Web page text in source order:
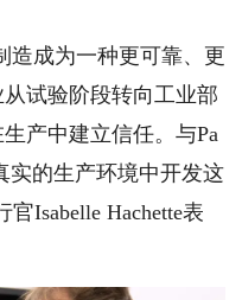
成为一种更可靠、更
试验阶段转向工业部
产中建立信任。与Pa
实的生产环境中开发这
Isabelle Hachette表